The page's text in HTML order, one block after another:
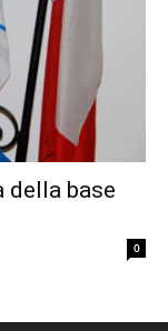
della base
0